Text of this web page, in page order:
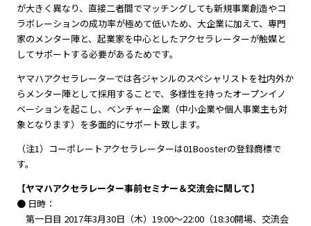
が大きく異なり、直接二者間でマッチングしても新規事業創造やコ
ラボレーションの成功率が極めて低いため、大企業に加えて、専門
家のメンター陣と、起業家を中心としたアクセラレーターが触媒と
してサポートする必要があるためです。
ヤマハアクセラレーターでは各ジャンルのスペシャリストを社内外か
らメンター陣として採用することで、多様性を持ったオープンイノ
ベーションを起こし、ベンチャー企業（中小企業や個人事業主も対
象となります）を多面的にサポート致します。
（注1）コーポレートアクセラレーターは01Boosterの登録商標で
す。
【ヤマハアクセラレーター事前セミナー＆交流会に関して】
● 日時：
第一日目 2017年3月30日（木）19:00～22:00（18:30開場、交流会